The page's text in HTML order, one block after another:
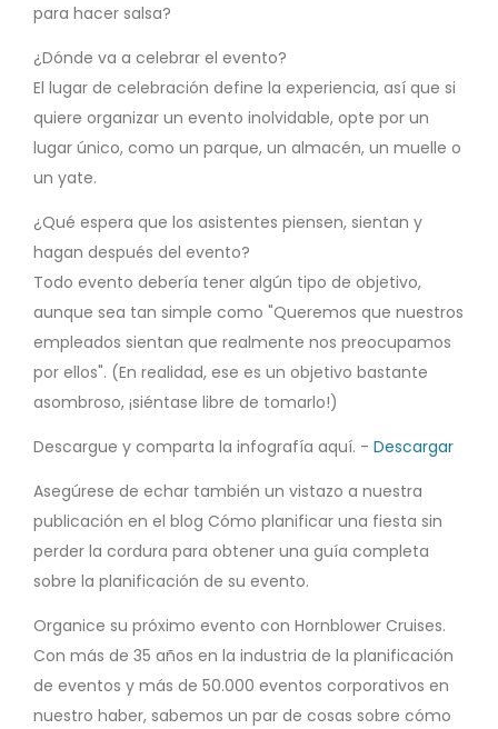
para hacer salsa?
¿Dónde va a celebrar el evento?
El lugar de celebración define la experiencia, así que si
quiere organizar un evento inolvidable, opte por un
lugar único, como un parque, un almacén, un muelle o
un yate.
¿Qué espera que los asistentes piensen, sientan y
hagan después del evento?
Todo evento debería tener algún tipo de objetivo,
aunque sea tan simple como "Queremos que nuestros
empleados sientan que realmente nos preocupamos
por ellos". (En realidad, ese es un objetivo bastante
asombroso, ¡siéntase libre de tomarlo!)
Descargue y comparta la infografía aquí. - Descargar
Asegúrese de echar también un vistazo a nuestra
publicación en el blog Cómo planificar una fiesta sin
perder la cordura para obtener una guía completa
sobre la planificación de su evento.
Organice su próximo evento con Hornblower Cruises.
Con más de 35 años en la industria de la planificación
de eventos y más de 50.000 eventos corporativos en
nuestro haber, sabemos un par de cosas sobre cómo